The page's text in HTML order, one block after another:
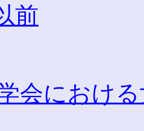
前
会におけ